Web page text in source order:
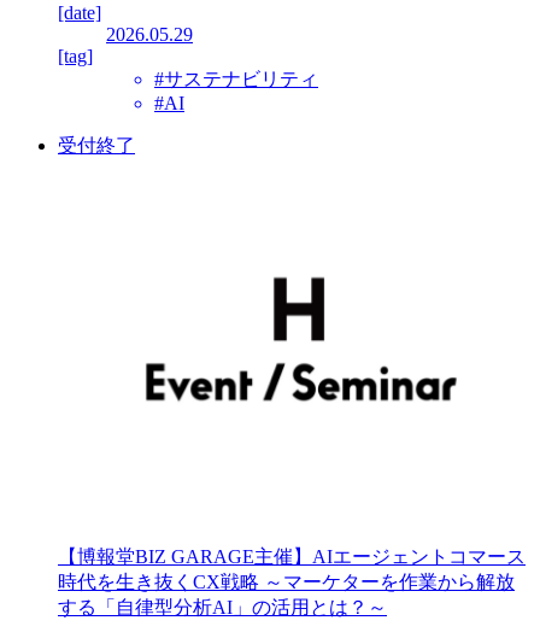
[date]
2026.05.29
[tag]
#サステナビリティ
#AI
受付終了
【博報堂BIZ GARAGE主催】AIエージェントコマース
時代を生き抜くCX戦略 ～マーケターを作業から解放
する「自律型分析AI」の活用とは？～